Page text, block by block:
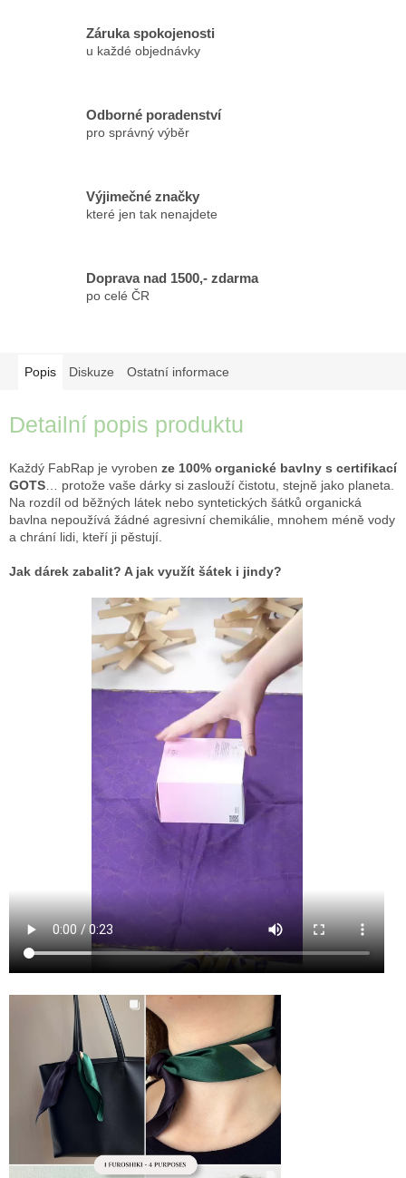
Záruka spokojenosti
u každé objednávky
Odborné poradenství
pro správný výběr
Výjimečné značky
které jen tak nenajdete
Doprava nad 1500,- zdarma
po celé ČR
Popis Diskuze Ostatní informace
Detailní popis produktu
Každý FabRap je vyroben ze 100% organické bavlny s certifikací
GOTS… protože vaše dárky si zaslouží čistotu, stejně jako planeta.
Na rozdíl od běžných látek nebo syntetických šátků organická
bavlna nepoužívá žádné agresivní chemikálie, mnohem méně vody
a chrání lidi, kteří ji pěstují.
Jak dárek zabalit? A jak využít šátek i jindy?